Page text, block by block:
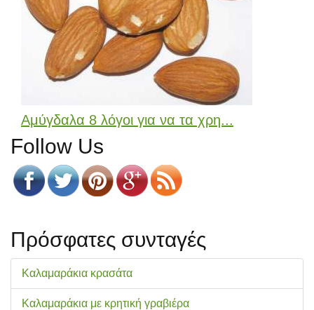
Αμύγδαλα 8 λόγοι για να τα χρη...
Follow Us
Πρόσφατες συνταγές
Καλαμαράκια κρασάτα
Καλαμαράκια με κρητική γραβιέρα